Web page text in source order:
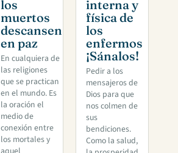
los
muertos
descansen
en paz
En cualquiera de
las religiones
que se practican
en el mundo. Es
la oración el
medio de
conexión entre
los mortales y
interna y
física de
los
enfermos
¡Sánalos!
Pedir a los
mensajeros de
Dios para que
nos colmen de
sus
bendiciones.
Como la salud,